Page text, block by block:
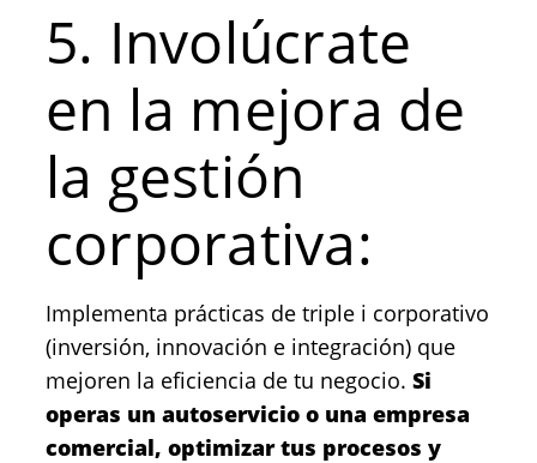
5. Involúcrate
en la mejora de
la gestión
corporativa:
Implementa prácticas de triple i corporativo
(inversión, innovación e integración) que
mejoren la eficiencia de tu negocio. Si
operas un autoservicio o una empresa
comercial, optimizar tus procesos y